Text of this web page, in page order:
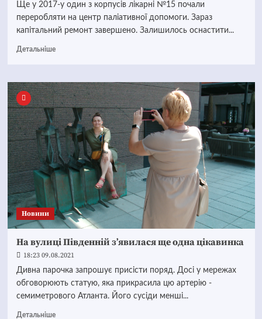
Ще у 2017-у один з корпусів лікарні №15 почали
переробляти на центр паліативної допомоги. Зараз
капітальний ремонт завершено. Залишилось оснастити...
Детальніше
Новини
На вулиці Південній з’явилася ще одна цікавинка
18:23 09.08.2021
Дивна парочка запрошує присісти поряд. Досі у мережах
обговорюють статую, яка прикрасила цю артерію -
семиметрового Атланта. Його сусіди менші...
Детальніше